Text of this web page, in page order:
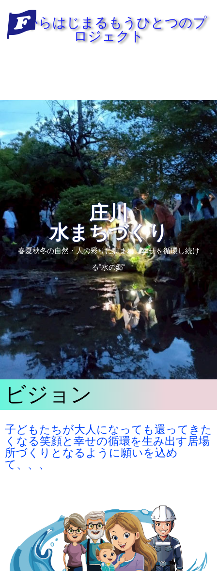
水からはじまるもうひとつのプ
ロジェクト
庄川
水まちづくり
春夏秋冬の自然・人の彩りに恵まれ、幸せを循環し続け
る”水の郷”
ビジョン
子どもたちが大人になっても還ってきた
くなる笑顔と幸せの循環を生み出す居場
所づくりとなるように願いを込め
て、、、